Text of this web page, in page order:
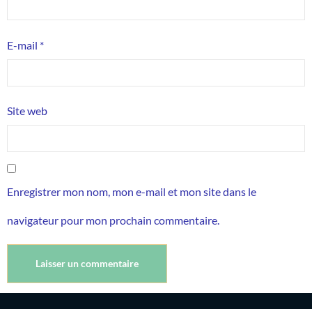
E-mail *
Site web
Enregistrer mon nom, mon e-mail et mon site dans le
navigateur pour mon prochain commentaire.